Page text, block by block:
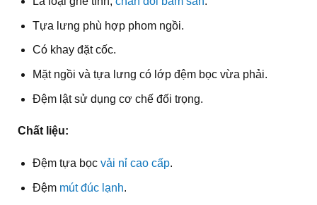
Tựa lưng phù hợp phom ngồi.
Có khay đặt cốc.
Mặt ngồi và tựa lưng có lớp đệm bọc vừa phải.
Đệm lật sử dụng cơ chế đối trọng.
Chất liệu:
Đệm tựa bọc vải nỉ cao cấp.
Đệm mút đúc lạnh.